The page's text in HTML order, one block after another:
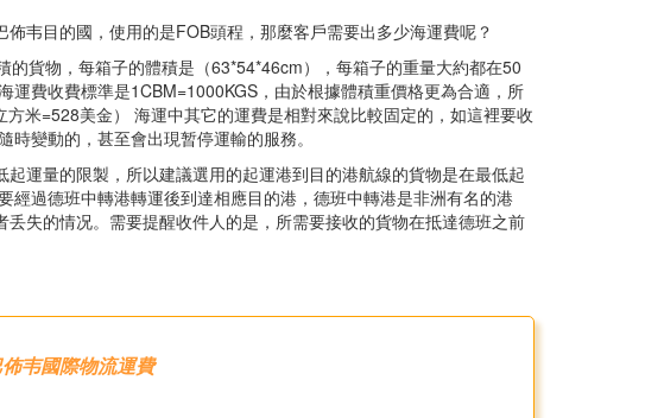
韦目的國，使用的是FOB頭程，那麼客戶需要出多少海運費呢？
貨物，每箱子的體積是（63*54*46cm），每箱子的重量大約都在50
費收費標準是1CBM=1000KGS，由於根據體積重價格更為合適，所
米=528美金） 海運中其它的運費是相對來說比較固定的，如這裡要收
變動的，甚至會出現暂停運輸的服務。
運量的限製，所以建議選用的起運港到目的港航線的貨物是在最低起
過德班中轉港轉運後到達相應目的港，德班中轉港是非洲有名的港
失的情况。需要提醒收件人的是，所需要接收的貨物在抵達德班之前
韦國際物流運費